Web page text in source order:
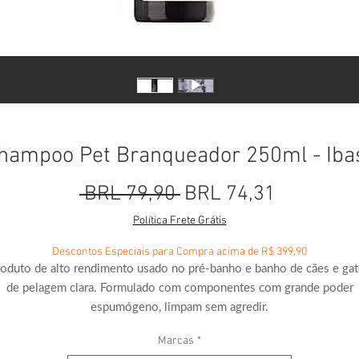
Pet Branqueador 250ml -
BRL 79,90 Precio
BRL 74,31
Política Frete Grátis
Descontos Especiais para Compra acima de R$ 399,90
de alto rendimento usado no pré-banho e banho de cães e
de pelagem clara. Formulado com componentes com grande poder
espumógeno, limpam sem agredir.
um branqueador óptico, que é uma substância eficaz, segura e
Marcas *